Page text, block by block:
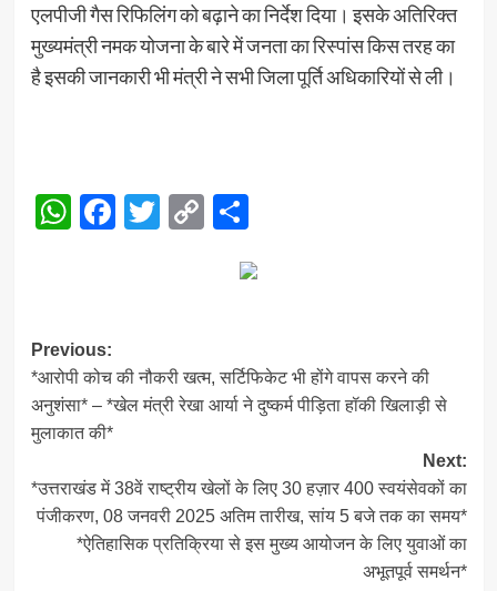
एलपीजी गैस रिफिलिंग को बढ़ाने का निर्देश दिया। इसके अतिरिक्त
मुख्यमंत्री नमक योजना के बारे में जनता का रिस्पांस किस तरह का
है इसकी जानकारी भी मंत्री ने सभी जिला पूर्ति अधिकारियों से ली।
WhatsApp
Facebook
Twitter
CopyShare
Post
navigation
Previous:
*आरोपी कोच की नौकरी खत्म, सर्टिफिकेट भी होंगे वापस करने की
अनुशंसा* – *खेल मंत्री रेखा आर्या ने दुष्कर्म पीड़िता हॉकी खिलाड़ी से
मुलाकात की*
Next:
*उत्तराखंड में 38वें राष्ट्रीय खेलों के लिए 30 हज़ार 400 स्वयंसेवकों का
पंजीकरण, 08 जनवरी 2025 अतिम तारीख, सांय 5 बजे तक का समय*
*ऐतिहासिक प्रतिक्रिया से इस मुख्य आयोजन के लिए युवाओं का
अभूतपूर्व समर्थन*